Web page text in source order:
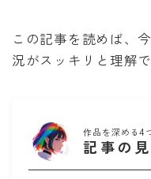
ある日お姫様になっ
幼馴染コンプレックス
この記事を読めば、
況がスッキリと理解
作品を深める4
記事の